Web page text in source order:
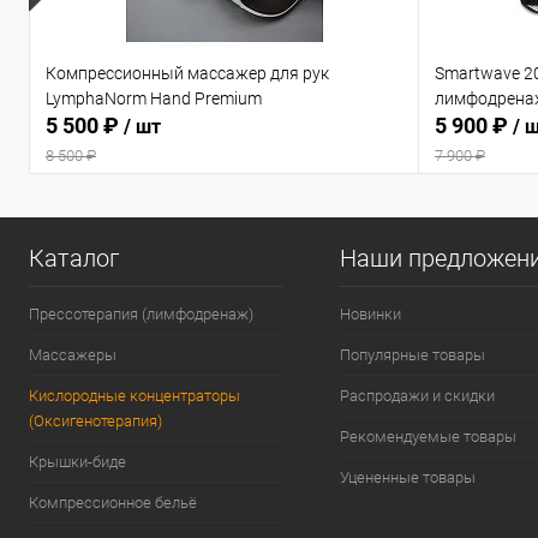
Компрессионный массажер для рук
LymphaNorm Hand Premium
5 500 ₽ / шт
8 500 ₽
Smartwave
5 900 ₽ /
7 900 ₽
Каталог
Прессотерапия (лимфодренаж)
Массажеры
Кислородные концентраторы
(Оксигенотерапия)
Крышки-биде
Компрессионное бельё
Наши
Новинки
Популярные товары
Распродажи и скидки
Рекомендуемые товары
Уцененные товары